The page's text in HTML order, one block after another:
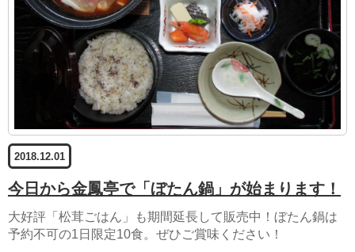
2018.12.01
今日から金鳳亭で「ぼたん鍋」が始まります！
大好評「松茸ごはん」も期間延長して販売中！ぼたん鍋は
予約不可の1日限定10食。ぜひご賞味ください！